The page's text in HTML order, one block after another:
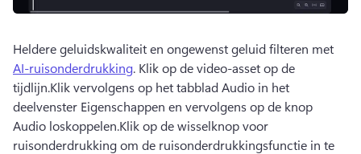
Heldere geluidskwaliteit en ongewenst geluid filteren met
AI-ruisonderdrukking. Klik op de video-asset op de
tijdlijn.Klik vervolgens op het tabblad Audio in het
deelvenster Eigenschappen en vervolgens op de knop
Audio loskoppelen.Klik op de wisselknop voor
ruisonderdrukking om de ruisonderdrukkingsfunctie in te